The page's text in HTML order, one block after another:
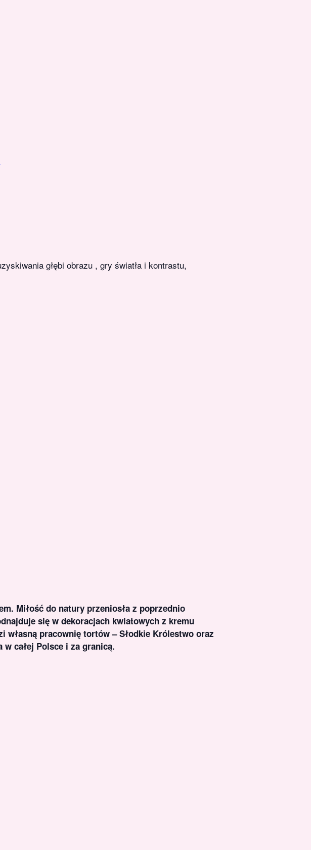
głębi obrazu , gry światła i kontrastu,
Miłość do natury przeniosła z poprzednio
się w dekoracjach kwiatowych z kremu
pracownię tortów – Słodkie Królestwo oraz
całej Polsce i za granicą.